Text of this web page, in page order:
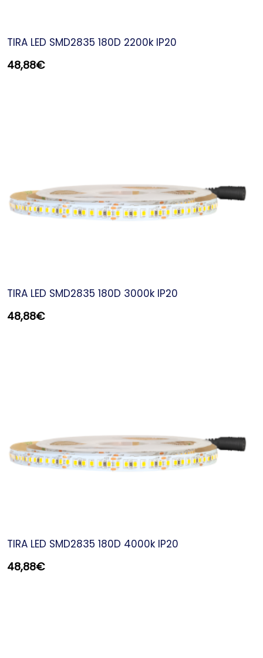
TIRA LED SMD2835 180D 2200k IP20
48,88€
TIRA LED SMD2835 180D 3000k IP20
48,88€
TIRA LED SMD2835 180D 4000k IP20
48,88€